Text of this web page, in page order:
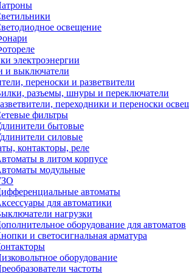
освещение
электроэнергии
и выключатели
переноски и разветвители
разъемы, шнуры и переключатели
переходники и переноски
фильтры
бытовые
силовые
контакторы, реле
в литом корпусе
модульные
автоматы
для автоматики
нагрузки
оборудование для автоматов
и светосигнальная арматура
оборудование
частоты